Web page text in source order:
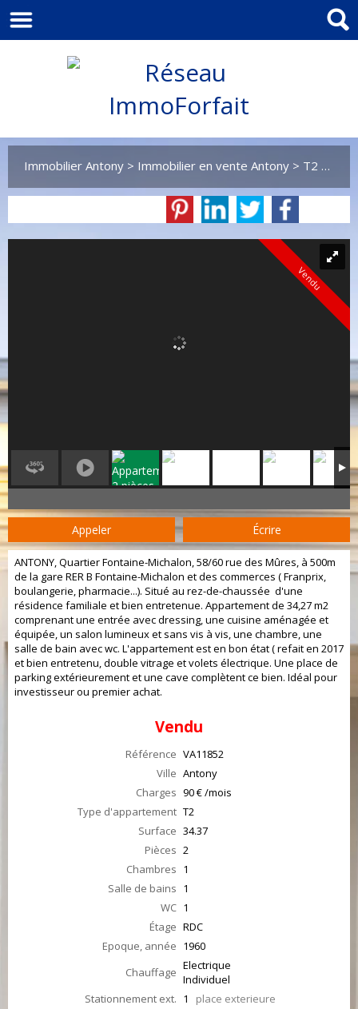
Immobilier Antony > Immobilier en vente Antony > T2 en vente Antony
Vendu
Appeler Écrire
ANTONY, Quartier Fontaine-Michalon, 58/60 rue des Mûres, à 500m
de la gare RER B Fontaine-Michalon et des commerces ( Franprix,
boulangerie, pharmacie...). Situé au rez-de-chaussée d'une
résidence familiale et bien entretenue. Appartement de 34,27 m2
comprenant une entrée avec dressing, une cuisine aménagée et
équipée, un salon lumineux et sans vis à vis, une chambre, une
salle de bain avec wc. L'appartement est en bon état ( refait en 2017
et bien entretenu, double vitrage et volets électrique. Une place de
parking extérieurement et une cave complètent ce bien. Idéal pour
investisseur ou premier achat.
Vendu
Référence VA11852
Ville Antony
Charges 90 € /mois
Type d'appartement T2
Surface 34.37
Pièces 2
Chambres 1
Salle de bains 1
WC 1
Étage RDC
Epoque, année 1960
Chauffage Electrique
Individuel
Stationnement ext. 1 place exterieure